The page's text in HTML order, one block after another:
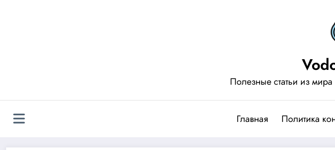
Полезные статьи из
Главная Политика